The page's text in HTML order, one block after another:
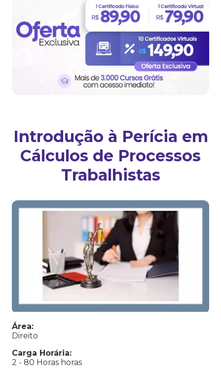
Introdução à Perícia em
Cálculos de Processos
Trabalhistas
Área:
Direito
Carga Horária:
2 - 80 Horas horas